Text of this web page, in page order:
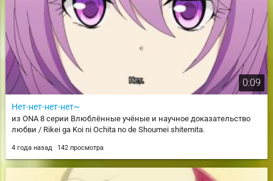
0:09
Нет-нет-нет-нет~
из ONA 8 серии Влюблённые учёные и научное доказательство
любви / Rikei ga Koi ni Ochita no de Shoumei shitemita.
4 года назад 142 просмотра